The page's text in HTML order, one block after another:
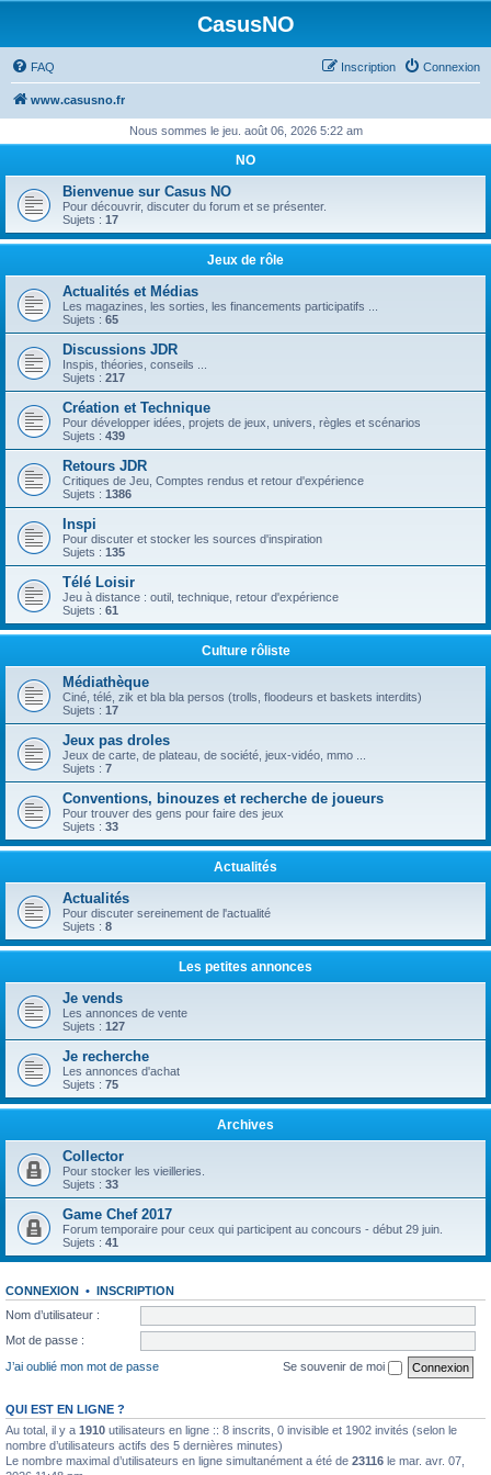
CasusNO
FAQ Connexion
Inscription
www.casusno.fr
Nous sommes le jeu. août 06, 2026 5:22 am
NO
Bienvenue sur Casus NO
Pour découvrir, discuter du forum et se présenter.
Sujets : 17
Jeux de rôle
Actualités et Médias
Les magazines, les sorties, les financements participatifs ...
Sujets : 65
Discussions JDR
Inspis, théories, conseils ...
Sujets : 217
Création et Technique
Pour développer idées, projets de jeux, univers, règles et scénarios
Sujets : 439
Retours JDR
Critiques de Jeu, Comptes rendus et retour d'expérience
Sujets : 1386
Inspi
Pour discuter et stocker les sources d'inspiration
Sujets : 135
Télé Loisir
Jeu à distance : outil, technique, retour d'expérience
Sujets : 61
Culture rôliste
Médiathèque
Ciné, télé, zik et bla bla persos (trolls, floodeurs et baskets interdits)
Sujets : 17
Jeux pas droles
Jeux de carte, de plateau, de société, jeux-vidéo, mmo ...
Sujets : 7
Conventions, binouzes et recherche de joueurs
Pour trouver des gens pour faire des jeux
Sujets : 33
Actualités
Actualités
Pour discuter sereinement de l'actualité
Sujets : 8
Les petites annonces
Je vends
Les annonces de vente
Sujets : 127
Je recherche
Les annonces d'achat
Sujets : 75
Archives
Collector
Pour stocker les vieilleries.
Sujets : 33
Game Chef 2017
Forum temporaire pour ceux qui participent au concours - début 29 juin.
Sujets : 41
CONNEXION • INSCRIPTION
Nom d’utilisateur :
Mot de passe :
J’ai oublié mon mot de passe
Se souvenir de moi
QUI EST EN LIGNE ?
Au total, il y a 1910 utilisateurs en ligne :: 8 inscrits, 0 invisible et 1902 invités (selon le
nombre d’utilisateurs actifs des 5 dernières minutes)
Le nombre maximal d’utilisateurs en ligne simultanément a été de 23116 le mar. avr. 07,